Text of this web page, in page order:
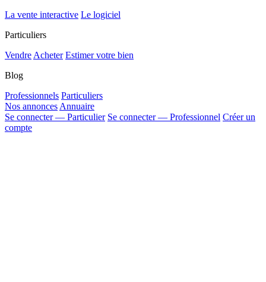
La vente interactive Le logiciel
Particuliers
Vendre Acheter Estimer votre bien
Blog
Professionnels Particuliers
Nos annonces Annuaire
Se connecter — Particulier Se connecter — Professionnel Créer un
compte